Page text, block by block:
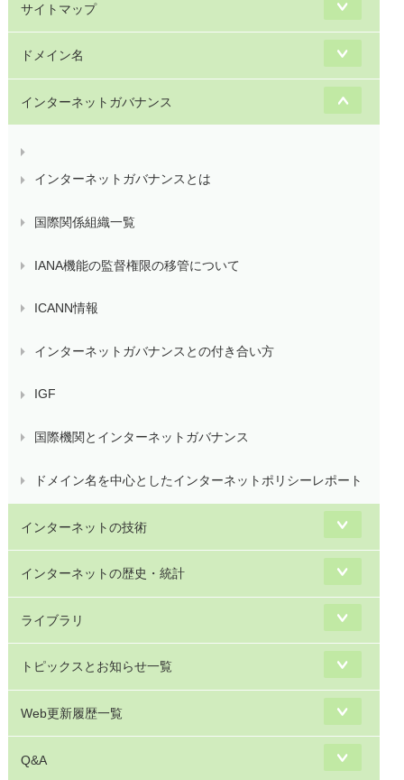
サイトマップ
ドメイン名
インターネットガバナンス
インターネットガバナンスとは
国際関係組織一覧
IANA機能の監督権限の移管について
ICANN情報
インターネットガバナンスとの付き合い方
IGF
国際機関とインターネットガバナンス
ドメイン名を中心としたインターネットポリシーレポート
インターネットの技術
インターネットの歴史・統計
ライブラリ
トピックスとお知らせ一覧
Web更新履歴一覧
Q&A